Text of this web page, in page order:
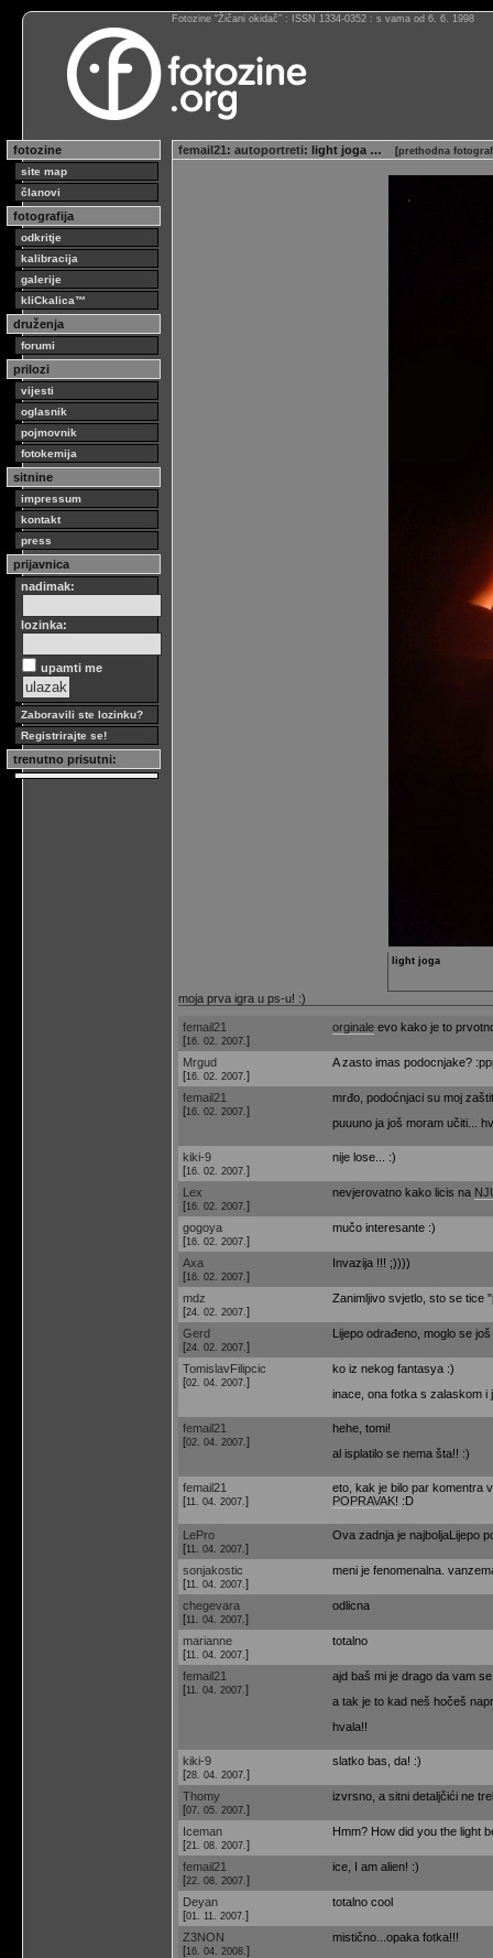
Fotozine “Žičani okidač” : ISSN 1334-0352 : s vama od 6. 6. 1998
fotozine
site map
članovi
fotografija
odkritje
kalibracija
galerije
kliCkalica™
druženja
forumi
prilozi
vijesti
oglasnik
pojmovnik
fotokemija
sitnine
impressum
kontakt
press
prijavnica
nadimak:
lozinka:
upamti me
Zaboravili ste lozinku?
Registrirajte se!
trenutno prisutni:
femail21 : autoportreti: light joga … [prethodna
light joga
moja prva igra u ps-u! :)
femail21
[16. 02. 2007. ]
orginale evo kako je to
Mrgud
[16. 02. 2007. ]
A zasto imas podocnjake?
femail21
[16. 02. 2007. ]
mrđo, podoćnjaci su moj
puuuno ja još moram učiti...
kiki-9
[16. 02. 2007. ]
nije lose... :)
Lex
[16. 02. 2007. ]
nevjerovatno kako licis na
gogoya
[16. 02. 2007. ]
mučo interesante :)
Axa
[16. 02. 2007. ]
Invazija !!! ;))))
mdz
[24. 02. 2007. ]
Zanimljivo svjetlo, sto se tice
Gerd
[24. 02. 2007. ]
Lijepo odrađeno, moglo se
TomislavFilipcic
[02. 04. 2007. ]
ko iz nekog fantasya :)
inace, ona fotka s zalaskom i
femail21
[02. 04. 2007. ]
hehe, tomi!
al isplatilo se nema šta!! :)
femail21
[11. 04. 2007. ]
eto, kak je bilo par komentra
POPRAVAK! :D
LePro
[11. 04. 2007. ]
Ova zadnja je najboljaLijepo
sonjakostic
[11. 04. 2007. ]
meni je fenomenalna.
chegevara
[11. 04. 2007. ]
odlicna
marianne
[11. 04. 2007. ]
totalno
femail21
[11. 04. 2007. ]
ajd baš mi je drago da vam
a tak je to kad neš hočeš
hvala!!
kiki-9
[28. 04. 2007. ]
slatko bas, da! :)
Thomy
[07. 05. 2007. ]
izvrsno, a sitni detaljčići ne
Iceman
[21. 08. 2007. ]
Hmm? How did you the light
femail21
[22. 08. 2007. ]
ice, I am alien! :)
Deyan
[01. 11. 2007. ]
totalno cool
Z3NON
[16. 04. 2008. ]
mistično...opaka fotka!!!